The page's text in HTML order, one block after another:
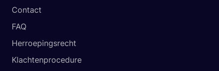
Contact
FAQ
Herroepingsrecht
Klachtenprocedure